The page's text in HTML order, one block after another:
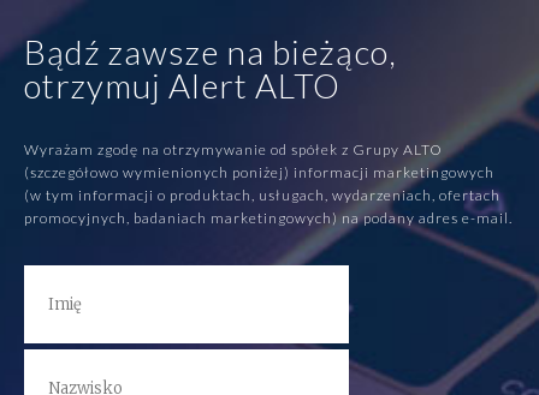
Bądź zawsze na bieżąco,
otrzymuj Alert ALTO
Wyrażam zgodę na otrzymywanie od spółek z Grupy ALTO
(szczegółowo wymienionych poniżej) informacji marketingowych
(w tym informacji o produktach, usługach, wydarzeniach, ofertach
promocyjnych, badaniach marketingowych) na podany adres e-mail.